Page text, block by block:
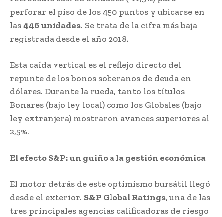
perforar el piso de los 450 puntos y ubicarse en
las446 unidades. Se trata de la cifra más baja
registrada desde el año 2018.
Esta caída vertical es el reflejo directo del
repunte de los bonos soberanos de deuda en
dólares. Durante la rueda, tanto los títulos
Bonares (bajo ley local) como los Globales (bajo
ley extranjera) mostraron avances superiores al
2,5%.
El efecto S&P: un guiño a la gestión económica
El motor detrás de este optimismo bursátil llegó
desde el exterior. S&P Global Ratings, una de las
tres principales agencias calificadoras de riesgo